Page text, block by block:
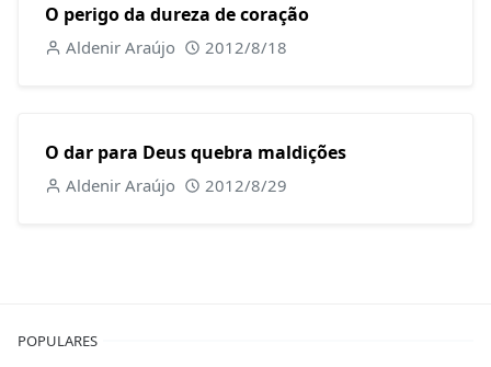
O perigo da dureza de coração
Aldenir Araújo 2012/8/18
O dar para Deus quebra maldições
Aldenir Araújo 2012/8/29
POPULARES